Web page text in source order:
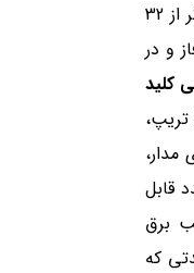
بایست 2.55 برابر جریان نامی خود را در مدت زمان 1 تا 60 ثانیه (برای کلیدهای تا 32 آمپر و خودِ 32 آمپر) و 1 تا 120 ثانیه (برای کلیدهای بالاتر از 32
و سه فاز و در
کلید
تریپ،
مدار،
قابل
برق
که